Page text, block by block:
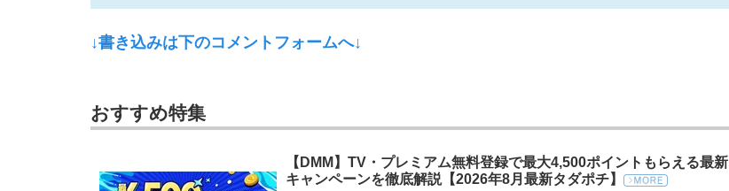
↓書き込みは下のコメントフォームへ↓
おすすめ特集
【DMM】TV・プレミアム無料登録で最大4,500ポイントもらえる最新
キャンペーンを徹底解説【2026年8月最新タダポチ】